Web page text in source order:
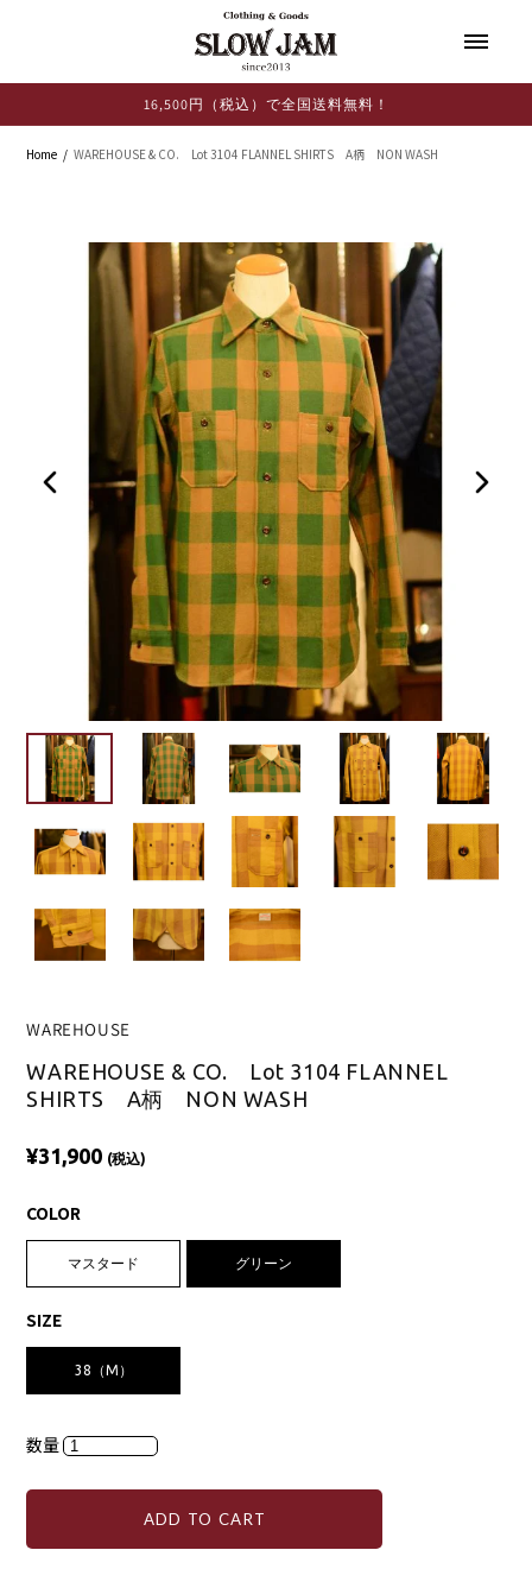
16,500円（税込）で全国送料無料！
Home WAREHOUSE & CO. Lot 3104 FLANNEL SHIRTS A柄 NON WASH
WAREHOUSE
WAREHOUSE & CO. Lot 3104 FLANNEL
SHIRTS A柄 NON WASH
¥31,900 (税込)
COLOR
マスタード グリーン
SIZE
38（M）
数量
ADD TO CART